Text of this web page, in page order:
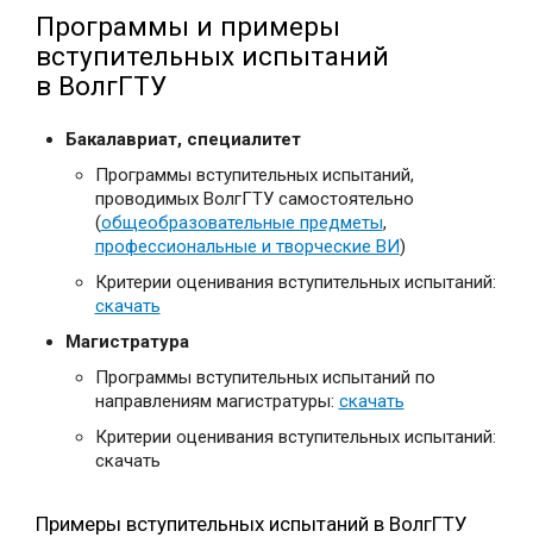
Программы и примеры
вступительных испытаний
в ВолгГТУ
Бакалавриат, специалитет
Программы вступительных испытаний,
проводимых ВолгГТУ самостоятельно
(общеобразовательные предметы,
профессиональные и творческие ВИ)
Критерии оценивания вступительных испытаний:
скачать
Магистратура
Программы вступительных испытаний по
направлениям магистратуры: скачать
Критерии оценивания вступительных испытаний:
скачать
Примеры вступительных испытаний в ВолгГТУ